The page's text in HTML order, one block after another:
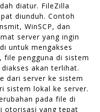
diatur. FileZilla
diunduh. Contoh
WinSCP, dan
server yang ingin
untuk mengakses
file pengguna di sistem
akan terlihat.
dari server ke sistem
sistem lokal ke server.
pada file di
otorisasi yang tepat